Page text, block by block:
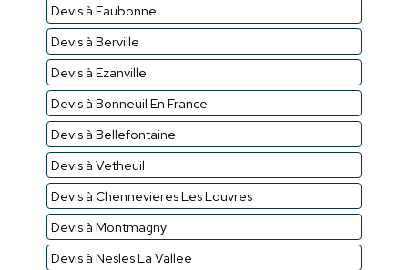
Devis à Eaubonne
Devis à Berville
Devis à Ezanville
Devis à Bonneuil En France
Devis à Bellefontaine
Devis à Vetheuil
Devis à Chennevieres Les Louvres
Devis à Montmagny
Devis à Nesles La Vallee